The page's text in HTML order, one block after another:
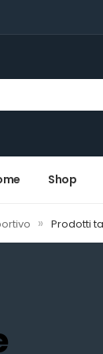
Shop
» Prodotti